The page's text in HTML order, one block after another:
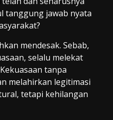
tanggung jawab nyata
mendesak. Sebab,
selalu melekat
tanpa
melahirkan legitimasi
tetapi kehilangan